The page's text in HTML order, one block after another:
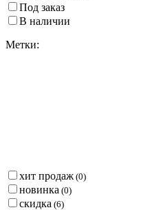
Под заказ
В наличии
Метки:
хит продаж (0)
новинка (0)
скидка (6)